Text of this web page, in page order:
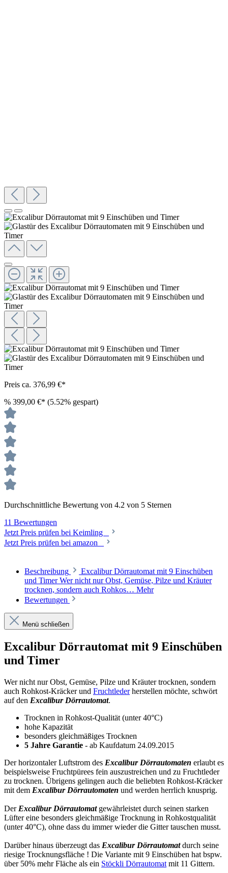
Preis ca. 376,99 €*
% 399,00 €* (5.52% gespart)
Durchschnittliche Bewertung von 4.2 von 5 Sternen
11 Bewertungen
Jetzt Preis prüfen bei Keimling
Jetzt Preis prüfen bei amazon
Beschreibung
Excalibur Dörrautomat mit 9 Einschüben
und Timer Wer nicht nur Obst, Gemüse, Pilze und Kräuter
trocknen, sondern auch Rohkos… Mehr
Bewertungen
Menü schließen
Excalibur Dörrautomat mit 9 Einschüben
und Timer
Wer nicht nur Obst, Gemüse, Pilze und Kräuter trocknen, sondern
auch Rohkost-Kräcker und Fruchtlederherstellen möchte, schwört
auf den ExcaliburDörrautomat.
Trocknen in Rohkost-Qualität (unter 40°C)
hohe Kapazität
besonders gleichmäßiges Trocknen
5 Jahre Garantie - ab Kaufdatum 24.09.2015
Der horizontaler Luftstrom des Excalibur Dörrautomaten erlaubt es
beispielsweise Fruchtpürees fein auszustreichen und zu Fruchtleder
zu trocknen. Übrigens gelingen auch die beliebten Rohkost-Kräcker
mit dem Excalibur Dörrautomaten und werden herrlich knusprig.
Der Excalibur Dörrautomatgewährleistet durch seinen starken
Lüfter eine besonders gleichmäßige Trocknung in Rohkostqualität
(unter 40°C), ohne dass du immer wieder die Gitter tauschen musst.
Darüber hinaus überzeugt das Excalibur Dörrautomatdurch seine
riesige Trocknungsfläche ! Die Variante mit 9 Einschüben hat bspw.
über 50% mehr Fläche als ein Stöckli Dörrautomat mit 11 Gittern.